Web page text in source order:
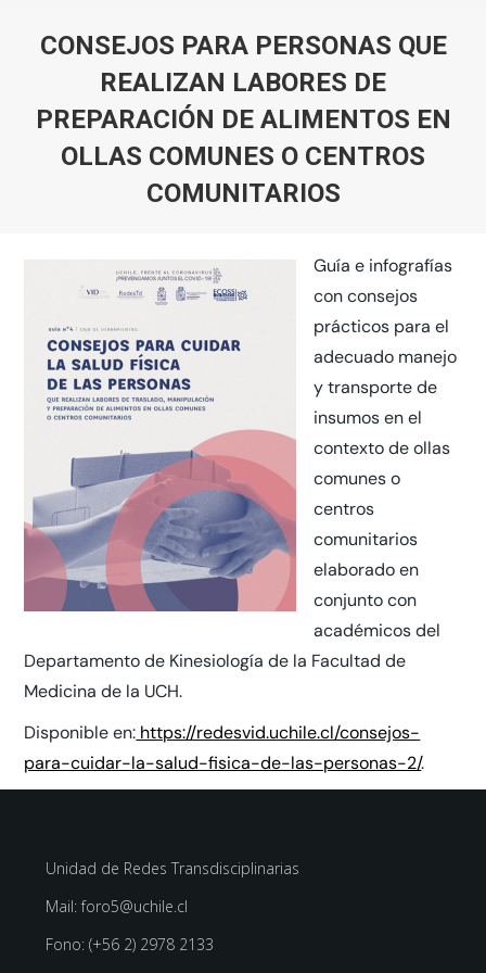
CONSEJOS PARA PERSONAS QUE
REALIZAN LABORES DE
PREPARACIÓN DE ALIMENTOS EN
OLLAS COMUNES O CENTROS
COMUNITARIOS
Guía e infografías
con consejos
prácticos para el
adecuado manejo
y transporte de
insumos en el
contexto de ollas
comunes o
centros
comunitarios
elaborado en
conjunto con
académicos del
Departamento de Kinesiología de la Facultad de
Medicina de la UCH.
Disponible en: https://redesvid.uchile.cl/consejos-
para-cuidar-la-salud-fisica-de-las-personas-2/.
Unidad de Redes Transdisciplinarias
Mail: foro5@uchile.cl
Fono: (+56 2) 2978 2133